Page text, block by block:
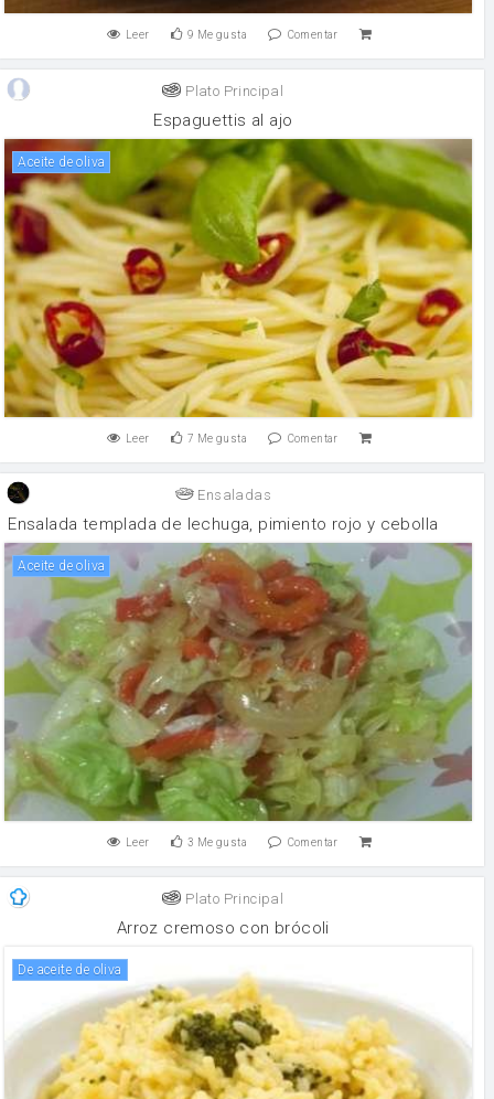
Leer 9 Me gusta Comentar
Plato Principal
Espaguettis al ajo
aceite de oliva
Leer 7 Me gusta Comentar
Ensaladas
Ensalada templada de lechuga, pimiento rojo y cebolla
aceite de oliva
Leer 3 Me gusta Comentar
Plato Principal
Arroz cremoso con brócoli
de aceite de oliva